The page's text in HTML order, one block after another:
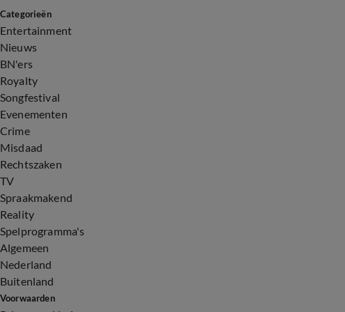
Categorieën
Entertainment
Nieuws
BN'ers
Royalty
Songfestival
Evenementen
Crime
Misdaad
Rechtszaken
TV
Spraakmakend
Reality
Spelprogramma's
Algemeen
Nederland
Buitenland
Voorwaarden